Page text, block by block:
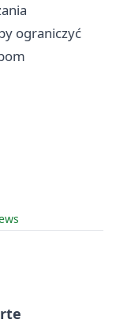
ograniczyć